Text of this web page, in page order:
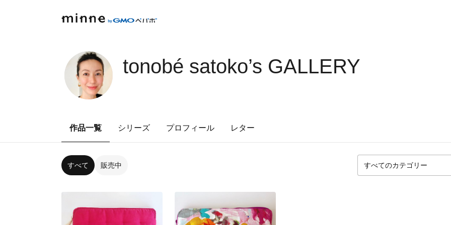
tonobé satoko’s GALLERY
作品一覧 シリーズ プロフィール レター
すべて 販売中